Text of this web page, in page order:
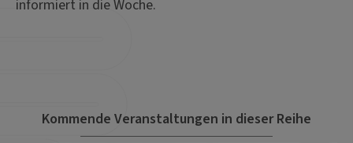
informiert in die Woche.
Kommende Veranstaltungen in dieser Reihe